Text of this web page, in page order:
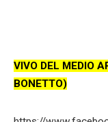
VIVO DEL MEDIO
BONETTO)